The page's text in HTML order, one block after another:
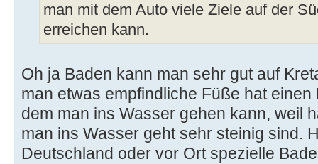
man mit dem Auto viele Ziele auf der
erreichen kann.
Oh ja Baden kann man sehr gut auf
man etwas empfindliche Füße hat
dem man ins Wasser gehen kann, weil
man ins Wasser geht sehr steinig sind.
Deutschland oder vor Ort spezielle